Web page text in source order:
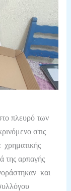
πλευρό των
στις
της αρπαγής
και